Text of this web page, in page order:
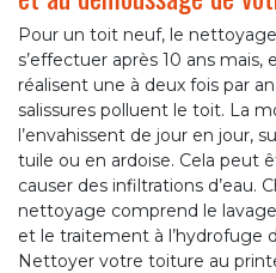
Pour un toit neuf, le
s’effectuer après 10 ans mais,
réalisent une à deux fois par
salissures polluent le toit. La
l’envahissent de jour en jour,
tuile ou en ardoise. Cela peut
causer des infiltrations d’eau.
nettoyage comprend le
et le traitement à l’hydrofuge
Nettoyer votre toiture au